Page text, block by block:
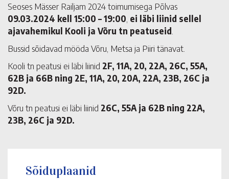
Seoses Mässer Railjam 2024 toimumisega Põlvas
09.03.2024 kell 15:00 – 19:00 ei läbi liinid sellel
ajavahemikul Kooli ja Võru tn peatuseid
Bussid sõidavad mööda Võru, Metsa ja Piiri tänavat.
Kooli tn peatusi ei läbi liinid 2F, 11A, 20, 22A, 26C, 55A,
62B ja 66B ning 2E, 11A, 20, 20A, 22A, 23B, 26C ja
92D.
Võru tn peatusi ei läbi liinid 26C, 55A ja 62B ning 22A,
23B, 26C ja 92D.
Sõiduplaanid